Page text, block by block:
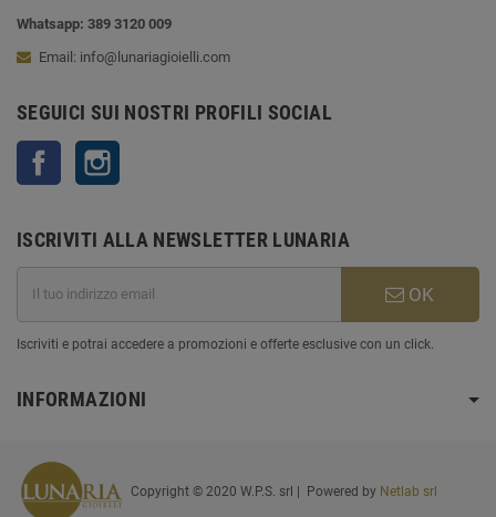
Whatsapp: 389 3120 009
Email: info@lunariagioielli.com
SEGUICI SUI NOSTRI PROFILI SOCIAL
Facebook
ISCRIVITI ALLA NEWSLETTER LUNARIA
OK
Iscriviti e potrai accedere a promozioni e offerte esclusive con un click.
INFORMAZIONI
Copyright © 2020 W.P.S. srl | Powered by Netlab srl